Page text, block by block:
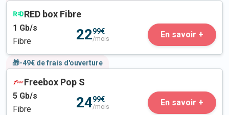
RED box Fibre
1 Gb/s
Fibre
2299€
/mois En savoir +
🎁-49€ de frais d'ouverture
Freebox Pop S
5 Gb/s
Fibre
2499€
/mois En savoir +